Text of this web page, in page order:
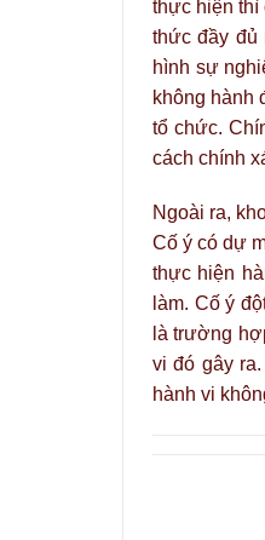
thực hiện thì
thức đầy đủ
hình sự
không hành
tổ chức.
cách chính
Ngoài ra,
Cố ý có dự
thực hiện
làm. Cố ý
là trường
vi đó gây
hành vi